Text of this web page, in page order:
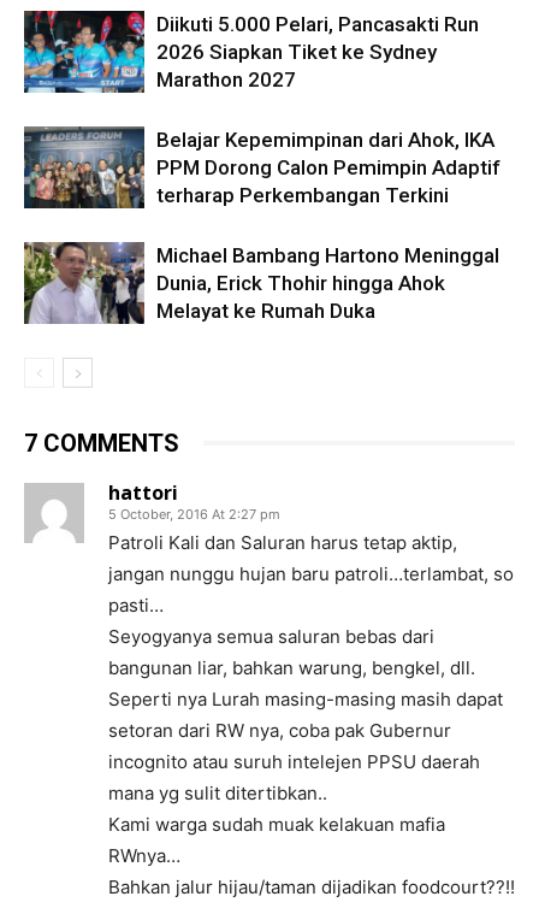
Diikuti 5.000 Pelari, Pancasakti Run
2026 Siapkan Tiket ke Sydney
Marathon 2027
Belajar Kepemimpinan dari Ahok, IKA
PPM Dorong Calon Pemimpin Adaptif
terharap Perkembangan Terkini
Michael Bambang Hartono Meninggal
Dunia, Erick Thohir hingga Ahok
Melayat ke Rumah Duka
7 COMMENTS
hattori
5 October, 2016 At 2:27 pm
Patroli Kali dan Saluran harus tetap aktip,
jangan nunggu hujan baru patroli…terlambat, so
pasti…
Seyogyanya semua saluran bebas dari
bangunan liar, bahkan warung, bengkel, dll.
Seperti nya Lurah masing-masing masih dapat
setoran dari RW nya, coba pak Gubernur
incognito atau suruh intelejen PPSU daerah
mana yg sulit ditertibkan..
Kami warga sudah muak kelakuan mafia
RWnya…
Bahkan jalur hijau/taman dijadikan foodcourt??!!